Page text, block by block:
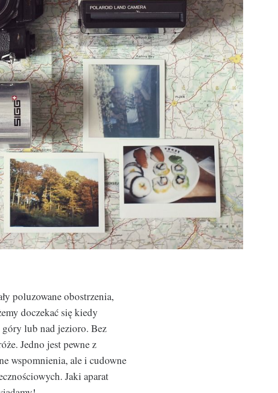
poluzowane obostrzenia,
doczekać się kiedy
lub nad jezioro. Bez
Jedno jest pewne z
wspomnienia, ale i cudowne
Jaki aparat